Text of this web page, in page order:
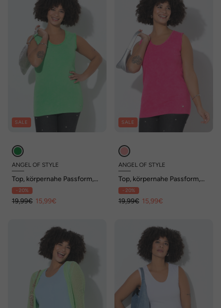
SALE
ANGEL OF STYLE
Top, körpernahe Passform,
Fransenkanten
- 20%
19,99€ 15,99€
SALE
ANGEL OF STYLE
Top, körpernahe Passform,
Fransenkanten
- 20%
19,99€ 15,99€